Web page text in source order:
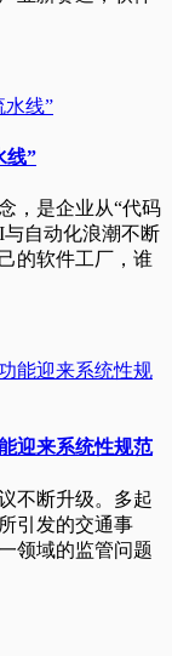
线”
，是企业从“代码
自动化浪潮不断
的软件工厂，谁
迎来系统性规范
不断升级。多起
引发的交通事
领域的监管问题